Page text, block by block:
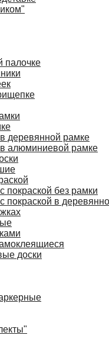
палочке
деревянной рамке
алюминиевой рамке
покраской без рамки
покраской в
доски